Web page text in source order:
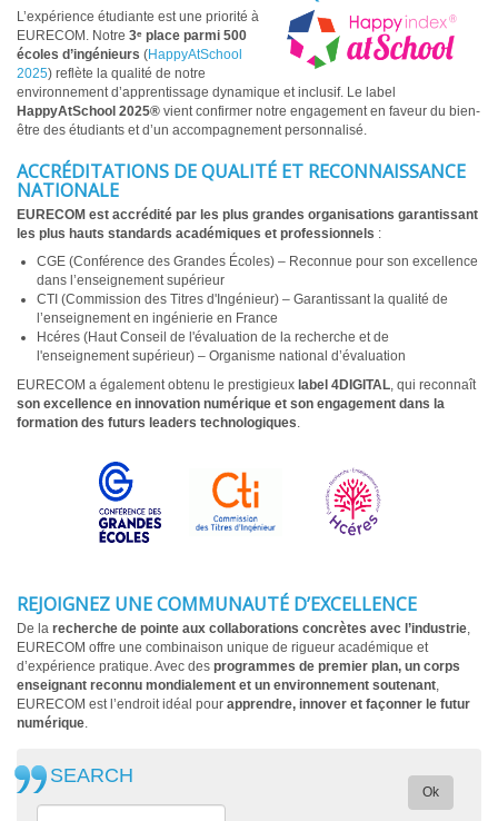
L’expérience étudiante est une priorité à
EURECOM. Notre 3ᵉ place parmi 500
écoles d’ingénieurs (HappyAtSchool
2025) reflète la qualité de notre
environnement d’apprentissage dynamique et inclusif. Le label
HappyAtSchool 2025® vient confirmer notre engagement en faveur du bien-
être des étudiants et d’un accompagnement personnalisé.
ACCRÉDITATIONS DE QUALITÉ ET RECONNAISSANCE
NATIONALE
EURECOM est accrédité par les plus grandes organisations garantissant
les plus hauts standards académiques et professionnels :
CGE (Conférence des Grandes Écoles) – Reconnue pour son excellence
dans l’enseignement supérieur
CTI (Commission des Titres d'Ingénieur) – Garantissant la qualité de
l’enseignement en ingénierie en France
Hcéres (Haut Conseil de l'évaluation de la recherche et de
l'enseignement supérieur) – Organisme national d’évaluation
EURECOM a également obtenu le prestigieux label 4DIGITAL , qui reconnaît
son excellence en innovation numérique et son engagement dans la
formation des futurs leaders technologiques
REJOIGNEZ UNE COMMUNAUTÉ D’EXCELLENCE
De la recherche de pointe aux collaborations concrètes avec l’industrie
EURECOM offre une combinaison unique de rigueur académique et
d’expérience pratique. Avec des programmes de premier plan, un corps
enseignant reconnu mondialement et un environnement soutenant
EURECOM est l’endroit idéal pour apprendre, innover et façonner le futur
numérique
SEARCH
Ok